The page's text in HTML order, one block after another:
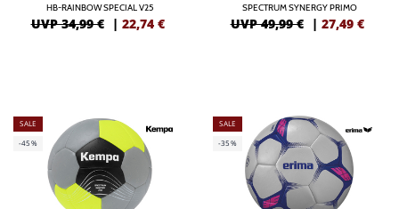
HB-RAINBOW SPECIAL V25
UVP 34,99 € | 22,74 €
SPECTRUM SYNERGY PRIMO
UVP 49,99 € | 27,49 €
SALE
-45%
SALE
-35%